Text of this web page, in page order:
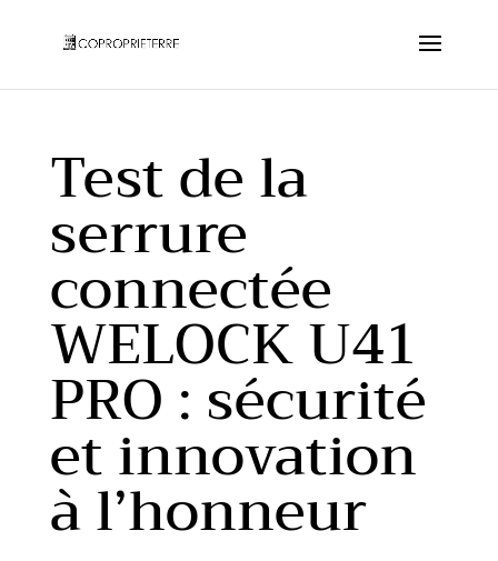
Test de la
serrure
connectée
WELOCK U41
PRO : sécurité
et innovation
à l’honneur